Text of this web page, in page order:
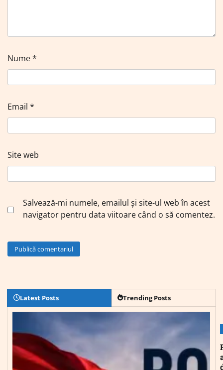
Nume*
Email *
Site web
Salvează-mi numele, emailul și site-ul web în acest
navigator pentru data viitoare când o să comentez.
Latest Posts Trending Posts